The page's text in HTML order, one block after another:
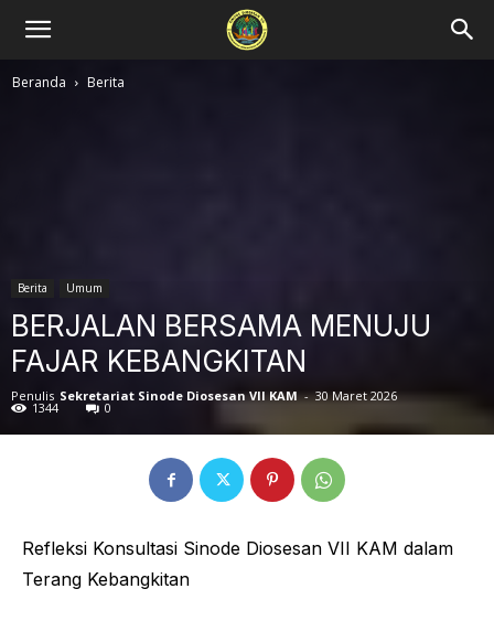
Beranda Berita
Berita Umum
BERJALAN BERSAMA MENUJU
FAJAR KEBANGKITAN
Penulis Sekretariat Sinode Diosesan VII KAM - 30 Maret 2026
1344 0
Refleksi Konsultasi Sinode Diosesan VII KAM dalam
Terang Kebangkitan